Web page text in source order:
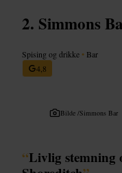
Simmons
Spising og drikke • Bar
4,8
Bilde /Simmons Bar
“Livlig stemning